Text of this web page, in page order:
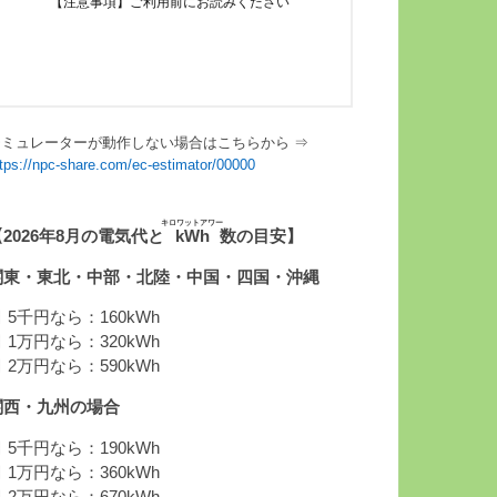
ュレーターが動作しない場合はこちらから ⇒
npc-share.com/ec-estimator/00000
2026年8月の電気代と kWh
キロワットアワー
数の目安】
東・東北・中部・北陸・中国・四国・沖縄
5千円なら：160kWh
1万円なら：320kWh
2万円なら：590kWh
西・九州の場合
5千円なら：190kWh
1万円なら：360kWh